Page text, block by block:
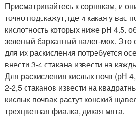
Присматривайтесь к сорнякам, и
точно подскажут, где и какая у вас
кислотность которых ниже pH 4,5,
зеленый бархатный налет-мох. Это
для их раскисления потребуется
внести 3-4 стакана извести на
Для раскисления кислых почв (рН
2-2,5 стаканов извести на
кислых почвах растут конский
трехцветная фиалка, дикая мята.